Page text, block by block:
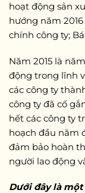
hoạt động sản
hướng năm
chính công ty;
Năm 2015 là
động trong lĩnh
các công ty
công ty đã cố
hết các công ty
hoạch đầu năm
đảm bảo hoàn
người lao động
Dưới đây là